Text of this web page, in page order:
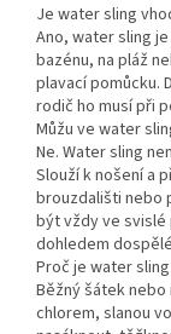
Je water sling
Ano, water sling
bazénu, na pláž
plavací pomůcku.
rodič ho musí při
Můžu ve water
Ne. Water sling
Slouží k nošení a
brouzdališti nebo
být vždy ve svislé
dohledem
Proč je water
Běžný šátek
chlorem, slanou